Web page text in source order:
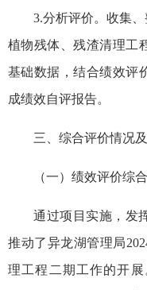
3.分析评价。收集
植物残体、残渣清理工
基础数据，结合绩效评
成绩效自评报告。
三、综合评价情况
（一）绩效评价综
通过项目实施，发
推动了异龙湖管理局
理工程二期工作的开